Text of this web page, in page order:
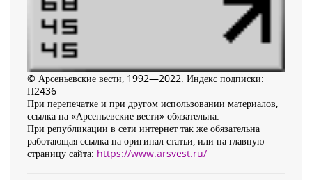
© Арсеньевские вести, 1992—2022. Индекс подписки:
П2436
При перепечатке и при другом использовании материалов,
ссылка на «Арсеньевские вести» обязательна.
При републикации в сети интернет так же обязательна
работающая ссылка на оригинал статьи, или на главную
страницу сайта: https://www.arsvest.ru/